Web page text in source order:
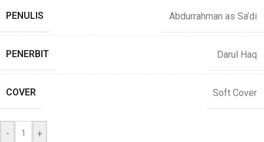
PENULIS Abdurrahman as Sa’di
PENERBIT Darul Haq
COVER Soft Cover
- +